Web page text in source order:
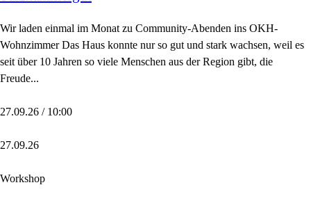
Wir laden einmal im Monat zu Community-Abenden ins OKH-
Wohnzimmer Das Haus konnte nur so gut und stark wachsen, weil es
seit über 10 Jahren so viele Menschen aus der Region gibt, die
Freude...
27.09.26 / 10:00
27.09.26
Workshop